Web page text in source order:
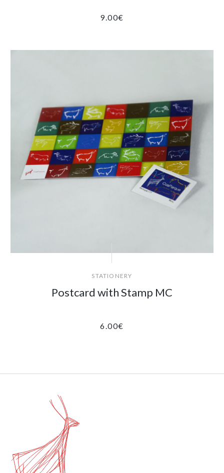
9.00€
STATIONERY
Postcard with Stamp MC
6.00€